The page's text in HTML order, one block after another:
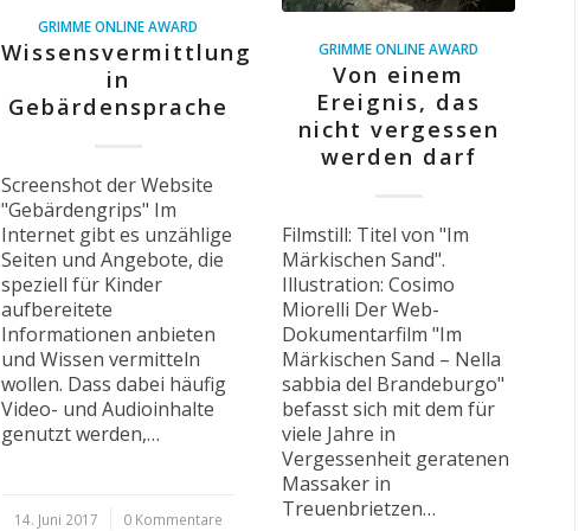
GRIMME ONLINE AWARD
Wissensvermittlung
in
Gebärdensprache
Screenshot der Website
"Gebärdengrips" Im
Internet gibt es unzählige
Seiten und Angebote, die
speziell für Kinder
aufbereitete
Informationen anbieten
und Wissen vermitteln
wollen. Dass dabei häufig
Video- und Audioinhalte
genutzt werden,…
14. Juni 2017 0 Kommentare
GRIMME ONLINE AWARD
Von einem
Ereignis, das
nicht vergessen
werden darf
Filmstill: Titel von "Im
Märkischen Sand".
Illustration: Cosimo
Miorelli Der Web-
Dokumentarfilm "Im
Märkischen Sand – Nella
sabbia del Brandeburgo"
befasst sich mit dem für
viele Jahre in
Vergessenheit geratenen
Massaker in
Treuenbrietzen…